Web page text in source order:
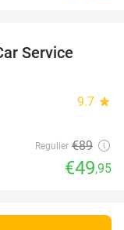
Service
9.7 star
Regulier €89
€49,95